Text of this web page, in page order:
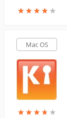
★★★★ ★
★★★★ ★
Mac OS
★★★★ ★
★★★★ ★